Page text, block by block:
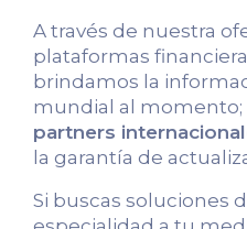
A través de nuestra
plataformas
brindamos la
mundial al momento;
partners
la garantía de
Si buscas soluciones